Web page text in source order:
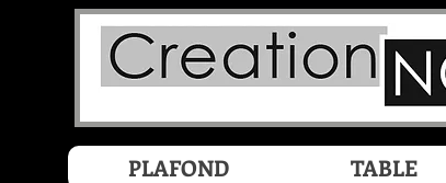
PLAFOND TABLE